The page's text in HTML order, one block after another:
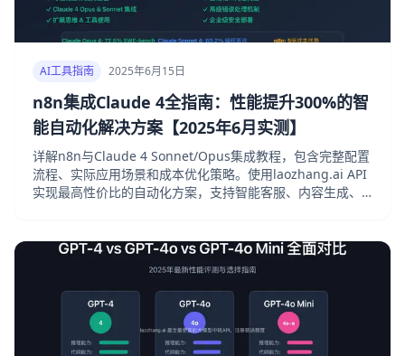
AI工具指南 2025年6月15日
n8n集成Claude 4全指南：性能提升300%的智
能自动化解决方案【2025年6月实测】
详解n8n与Claude 4 Sonnet/Opus集成教程，包含完整配置
流程、实际应用场景和成本优化策略。使用laozhang.ai API
实现最高性价比的自动化方案，支持智能客服、内容生成、